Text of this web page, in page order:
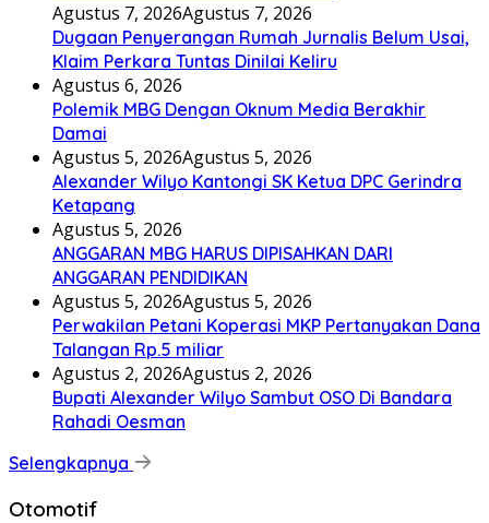
Agustus 7, 2026Agustus 7, 2026
Dugaan Penyerangan Rumah Jurnalis Belum Usai,
Klaim Perkara Tuntas Dinilai Keliru
Agustus 6, 2026
Polemik MBG Dengan Oknum Media Berakhir
Damai
Agustus 5, 2026Agustus 5, 2026
Alexander Wilyo Kantongi SK Ketua DPC Gerindra
Ketapang
Agustus 5, 2026
ANGGARAN MBG HARUS DIPISAHKAN DARI
ANGGARAN PENDIDIKAN
Agustus 5, 2026Agustus 5, 2026
Perwakilan Petani Koperasi MKP Pertanyakan Dana
Talangan Rp.5 miliar
Agustus 2, 2026Agustus 2, 2026
Bupati Alexander Wilyo Sambut OSO Di Bandara
Rahadi Oesman
Selengkapnya
Otomotif